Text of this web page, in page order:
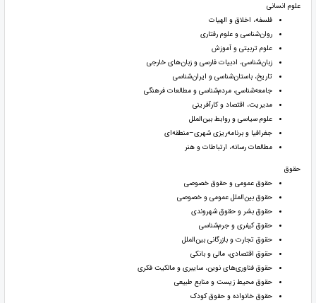
علوم انسانی
فلسفه، اخلاق و الهیات
روان‌شناسی و علوم رفتاری
علوم تربیتی و آموزش
زبان‌شناسی، ادبیات فارسی و زبان‌های خارجی
تاریخ، باستان‌شناسی و ایران‌شناسی
جامعه‌شناسی، مردم‌شناسی و مطالعات فرهنگی
مدیریت، اقتصاد و کارآفرینی
علوم سیاسی و روابط بین‌الملل
جغرافیا و برنامه‌ریزی شهری–منطقه‌ای
مطالعات رسانه، ارتباطات و هنر
حقوق
حقوق عمومی و حقوق خصوصی
حقوق بین‌الملل عمومی و خصوصی
حقوق بشر و حقوق شهروندی
حقوق کیفری و جرم‌شناسی
حقوق تجارت و بازرگانی بین‌الملل
حقوق اقتصادی، مالی و بانکی
حقوق فناوری‌های نوین، سایبری و مالکیت فکری
حقوق محیط زیست و منابع طبیعی
حقوق خانواده و حقوق کودک